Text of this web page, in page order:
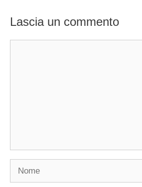
Lascia un commento